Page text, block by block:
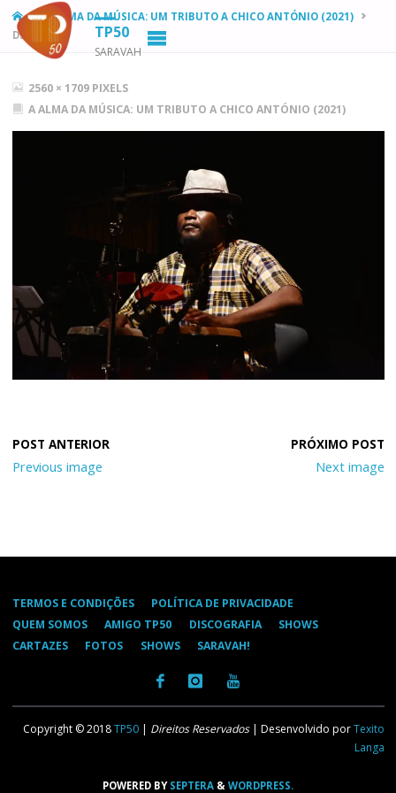
TP50
SARAVAH
HOMEA ALMA DA MÚSICA: UM TRIBUTO A CHICO ANTÓNIO (2021)
DSC_2328
FULL
SIZE
2560 × 1709 PIXELS
A ALMA DA MÚSICA: UM TRIBUTO A CHICO ANTÓNIO (2021)
Previous image Next image
TERMOS E CONDIÇÕES
POLÍTICA DE PRIVACIDADE
QUEM SOMOS
AMIGO TP50 DISCOGRAFIA
SHOWS
CARTAZES
FOTOS SHOWS SARAVAH!
Copyright © 2018TP50 | Direitos Reservados| Desenvolvido porTexito
Langa
POWERED BYSEPTERA & WORDPRESS.